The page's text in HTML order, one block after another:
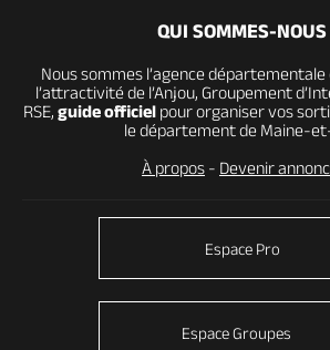
QUI SOMMES-NOUS
Nous sommes l’agence
l’attractivité de l’Anjou, Groupement
RSE, guide officielpour organiser vos
le département de Maine-
À propos - Devenir
Espace Pro
Espace Groupes